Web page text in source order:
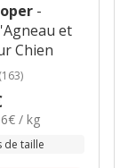
-
et
Chien
/ kg
de taille